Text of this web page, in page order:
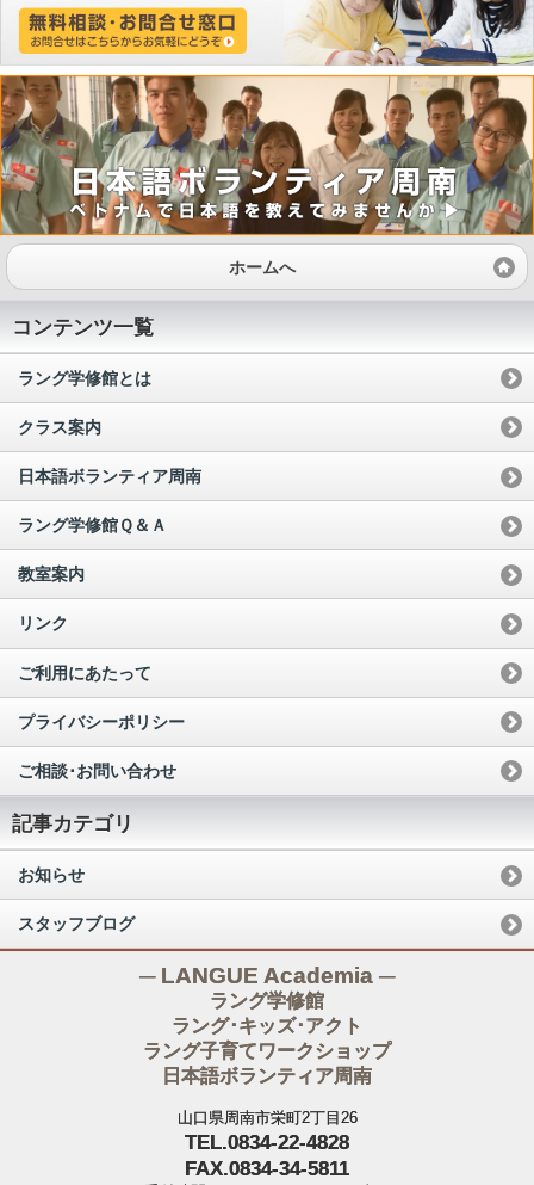
ホームへ
コンテンツ一覧
ラング学修館とは
クラス案内
日本語ボランティア周南
ラング学修館Ｑ＆Ａ
教室案内
リンク
ご利用にあたって
プライバシーポリシー
ご相談･お問い合わせ
記事カテゴリ
お知らせ
スタッフブログ
─ LANGUE Academia ─
ラング学修館
ラング･キッズ･アクト
ラング子育てワークショップ
日本語ボランティア周南
山口県周南市栄町2丁目26
TEL.0834-22-4828
FAX.0834-34-5811